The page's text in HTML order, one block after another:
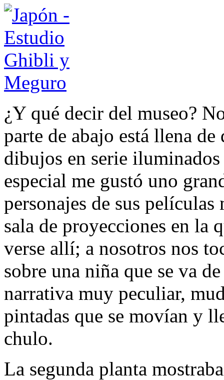
¿Y qué decir del museo?
parte de abajo está llena
dibujos en serie
especial me gustó uno
personajes de sus
sala de proyecciones en la
verse allí; a nosotros nos
sobre una niña que se va
narrativa muy peculiar,
pintadas que se movían y
chulo.
La segunda planta